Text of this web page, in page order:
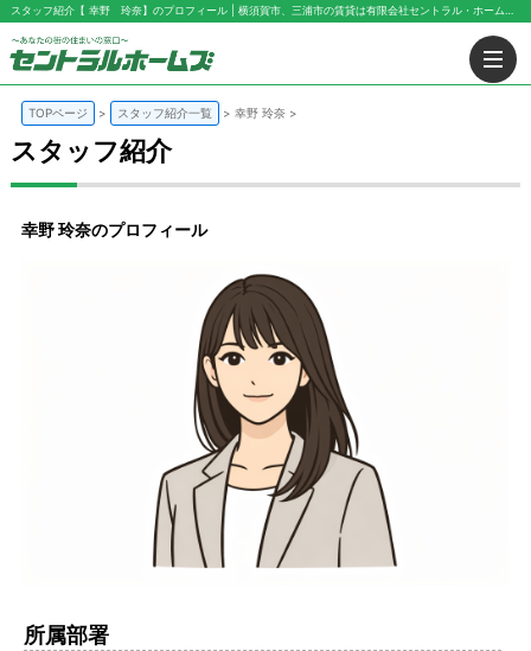
TOPページ スタッフ紹介一覧 幸野 玲奈
スタッフ紹介
幸野 玲奈のプロフィール
所属部署